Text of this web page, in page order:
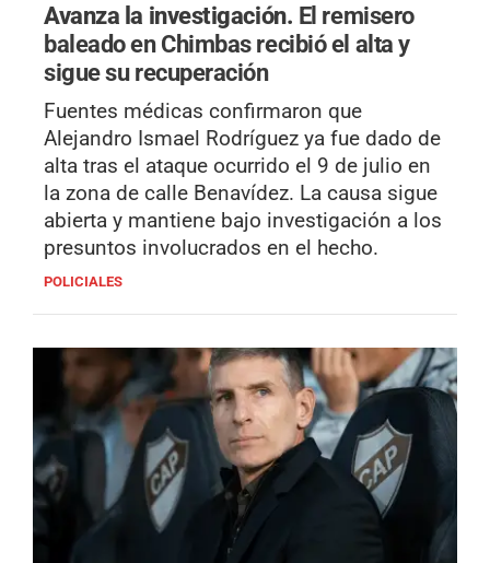
Avanza la investigación. El remisero
baleado en Chimbas recibió el alta y
sigue su recuperación
Fuentes médicas confirmaron que
Alejandro Ismael Rodríguez ya fue dado de
alta tras el ataque ocurrido el 9 de julio en
la zona de calle Benavídez. La causa sigue
abierta y mantiene bajo investigación a los
presuntos involucrados en el hecho.
POLICIALES